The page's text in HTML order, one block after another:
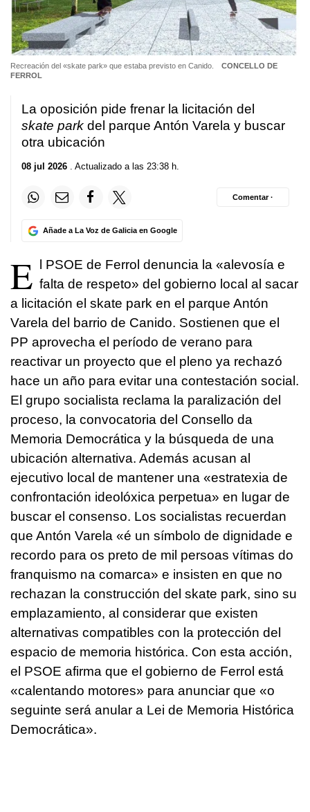
Recreación del «skate park» que estaba previsto en Canido.
CONCELLO DE
FERROL
La oposición pide frenar la licitación del
skate park del parque Antón Varela y buscar
otra ubicación
08 jul 2026 . Actualizado a las 23:38 h.
Añade a La Voz de Galicia en Google
Comentar ·
E
l PSOE de Ferrol denuncia la «alevosía e
falta de respeto» del gobierno local al sacar
a licitación el skate park en el parque Antón
Varela del barrio de Canido. Sostienen que el
PP aprovecha el período de verano para
reactivar un proyecto que el pleno ya rechazó
hace un año para evitar una contestación social.
El grupo socialista reclama la paralización del
proceso, la convocatoria del Consello da
Memoria Democrática y la búsqueda de una
ubicación alternativa. Además acusan al
ejecutivo local de mantener una «estratexia de
confrontación ideolóxica perpetua» en lugar de
buscar el consenso. Los socialistas recuerdan
que Antón Varela «é un símbolo de dignidade e
recordo para os preto de mil persoas vítimas do
franquismo na comarca» e insisten en que no
rechazan la construcción del skate park, sino su
emplazamiento, al considerar que existen
alternativas compatibles con la protección del
espacio de memoria histórica. Con esta acción,
el PSOE afirma que el gobierno de Ferrol está
«calentando motores» para anunciar que «o
seguinte será anular a Lei de Memoria Histórica
Democrática».